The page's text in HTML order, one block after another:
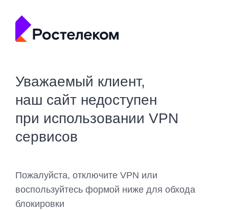
Уважаемый клиент,
наш сайт недоступен
при использовании VPN
сервисов
Пожалуйста, отключите VPN или
воспользуйтесь формой ниже для обхода
блокировки